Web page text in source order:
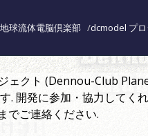
地球流体電脳倶楽部 dcmodel プロ
ェクト (Dennou-Club
. 開発に参加・協力してく
でご連絡ください.